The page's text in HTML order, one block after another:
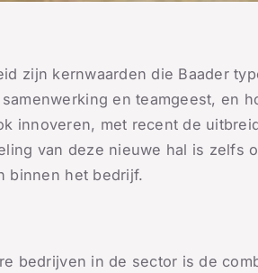
zijn kernwaarden die Baader
en teamgeest, en
innoveren, met recent de
van deze nieuwe hal is zelfs
binnen het bedrijf.
bedrijven in de sector is de